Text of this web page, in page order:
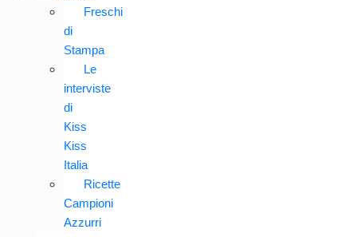
Freschi
di
Stampa
Le
interviste
di
Kiss
Kiss
Italia
Ricette
Campioni
Azzurri